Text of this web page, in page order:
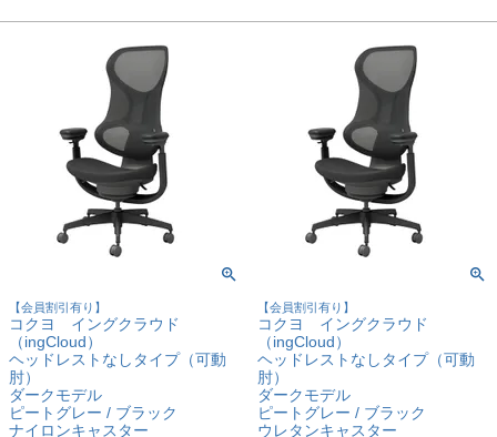
【会員割引有り】
コクヨ イングクラウド
（ingCloud）
ヘッドレストなしタイプ（可動
肘）
ダークモデル
ピートグレー / ブラック
ナイロンキャスター
【会員割引有り】
コクヨ イングクラウド
（ingCloud）
ヘッドレストなしタイプ（可動
肘）
ダークモデル
ピートグレー / ブラック
ウレタンキャスター